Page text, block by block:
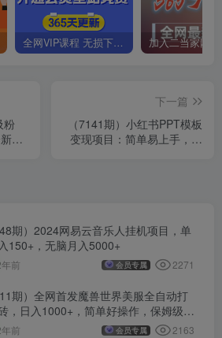
全网VIP课程 无损下载~
粉
流
下一篇
（7141期）小红书PPT模板
变现项目：简单易上手，日
期）2024网易云音乐人挂机项目，单
150+，无脑月入5000+
前 会员专属 2271
期）全网首发魔兽世界美服全自动打
，日入1000+，简单好操作，保姆级教
前 会员专属 2163